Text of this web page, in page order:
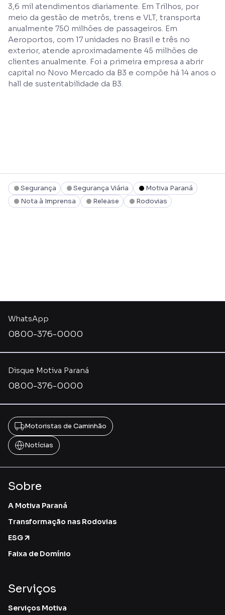
3,6 mil atendimentos diariamente. Em Trilhos, por
meio da gestão de metrôs, trens e VLT, transporta
anualmente 750 milhões de passageiros. Em
Aeroportos, com 17 unidades no Brasil e três no
exterior, atende aproximadamente 45 milhões de
clientes anualmente. Foi a primeira empresa a abrir
capital no Novo Mercado da B3 e compõe há 14 anos o
hall de sustentabilidade da B3.
Segurança Segurança Viária
Motiva Paraná
Nota à Imprensa
Release Rodovias
Disque Motiva Paraná
0800-376-0000
WhatsApp
0800-376-0000
Motoristas de Caminhão
Notícias
Sobre
A Motiva Paraná
Transformação nas Rodovias
ESG
Faixa de Domínio
Serviços
Serviços Motiva